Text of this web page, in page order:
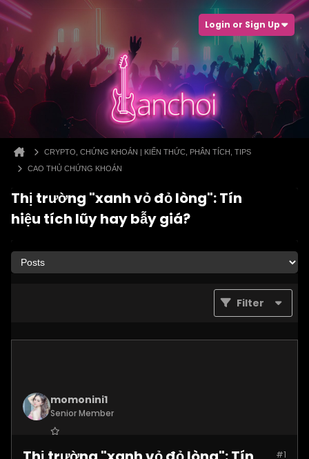
Login or Sign Up
CRYPTO, CHỨNG KHOÁN | KIẾN THỨC, PHÂN TÍCH, TIPS
CAO THỦ CHỨNG KHOÁN
Thị trường "xanh vỏ đỏ lòng": Tín
hiệu tích lũy hay bẫy giá?
Filter
momonini1
Senior Member
#1